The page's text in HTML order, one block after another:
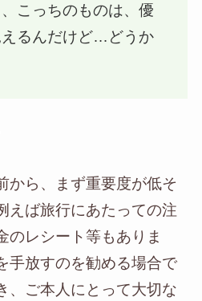
、こっちのものは、優
るんだけど…どうか
から、まず重要度が低そ
えば旅行にあたっての注
のレシート等もありま
手放すのを勧める場合で
、ご本人にとって大切な